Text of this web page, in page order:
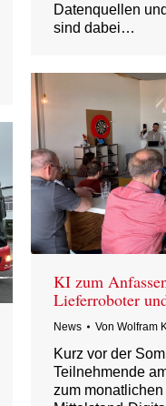
Datenquellen
sind dabei…
KI zum
Lieferroboter
News Von Wolfram
Kurz vor der
Teilnehmende
zum